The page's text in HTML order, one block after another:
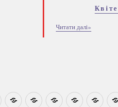
Читати далі»
НовиниНавчально-
Ми
Звіти Про